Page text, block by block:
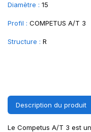
Diamètre : 15
Profil : COMPETUS A/T 3
Structure : R
Description du produit
Le Competus A/T 3 est